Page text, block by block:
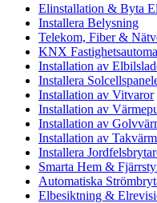
Elinstallation & Byta
Installera Belysning
Telekom, Fiber &
KNX
Installation av
Installera
Installation av Vitvaror
Installation av
Installation av
Installation av
Installera
Smarta Hem &
Automatiska
Elbesiktning &